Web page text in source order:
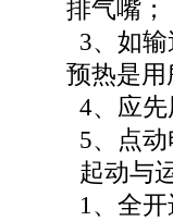
排气嘴；
3、如
预热是
4、应
5、点动
起动与
1、全